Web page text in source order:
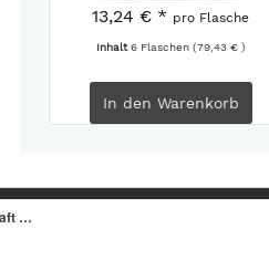
13,24 € * pro Flasche
Inhalt6 Flaschen (79,43 € )
In den Warenkorb